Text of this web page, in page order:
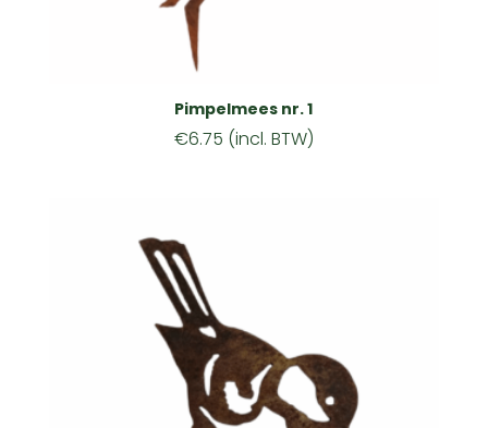
Pimpelmees nr. 1
€6.75 (incl. BTW)